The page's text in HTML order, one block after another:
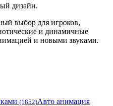
дизайн.
выбор для игроков,
и динамичные
и новыми звуками.
(1852)Авто анимация